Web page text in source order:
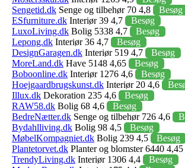
Sengetid.dk Senge og tilbehør 70 4,8
Besøg
ESfurniture.dk Interiør 39 4,7
Besøg
LuxoLiving.dk Bolig 5338 4,7
Besøg
Lepong.dk Interiør 36 4,7
Besøg
DesignGaragen.dk Interiør 519 4,7
Besøg
MoreLand.dk Have 5148 4,65
Besøg
Boboonline.dk Interiør 1276 4,6
Besøg
Hoejgaardbrugskunst.dk Interiør 20 4,6
Illux.dk Dekoration 235 4,6
Besøg
RAW58.dk Bolig 68 4,6
Besøg
BedreNætter.dk Senge og tilbehør 726 4,6
Bydahlliving.dk Bolig 98 4,5
Besøg
MøbelKompagniet.dk Bolig 239 4,5
Besøg
Plantetorvet.dk Planter og blomster 6440 4,45
TrendyLiving.dk Interiør 1306 4,4
Besøg